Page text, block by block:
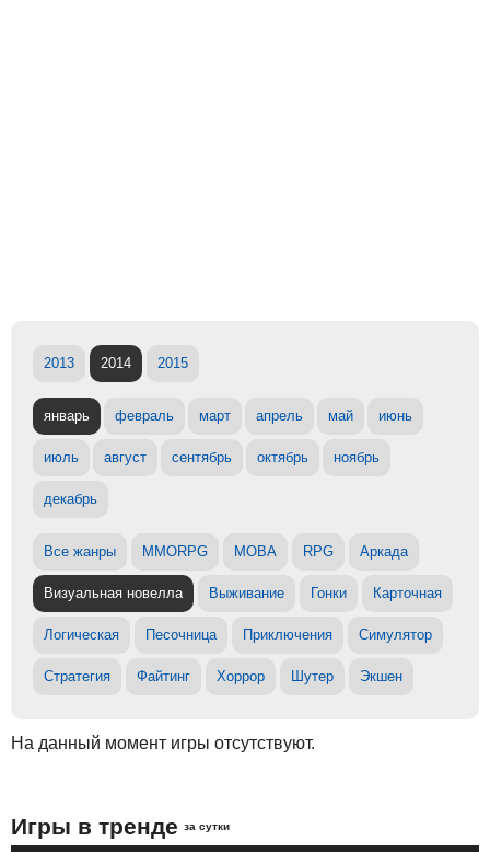
2013 2014 2015
январь февраль март апрель май июнь
июль август сентябрь октябрь ноябрь
декабрь
Все жанры MMORPG MOBA RPG Аркада
Визуальная новелла Выживание Гонки Карточная
Логическая Песочница Приключения Симулятор
Стратегия Файтинг Хоррор Шутер Экшен
На данный момент игры отсутствуют.
Игры в тренде за сутки